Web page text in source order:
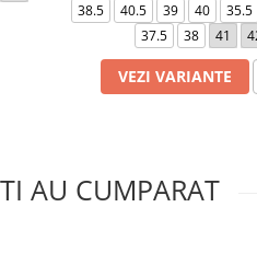
38.5 40.5 39 40 35.5
37.5
38 41
VEZI VARIANTE
AU CUMPARAT